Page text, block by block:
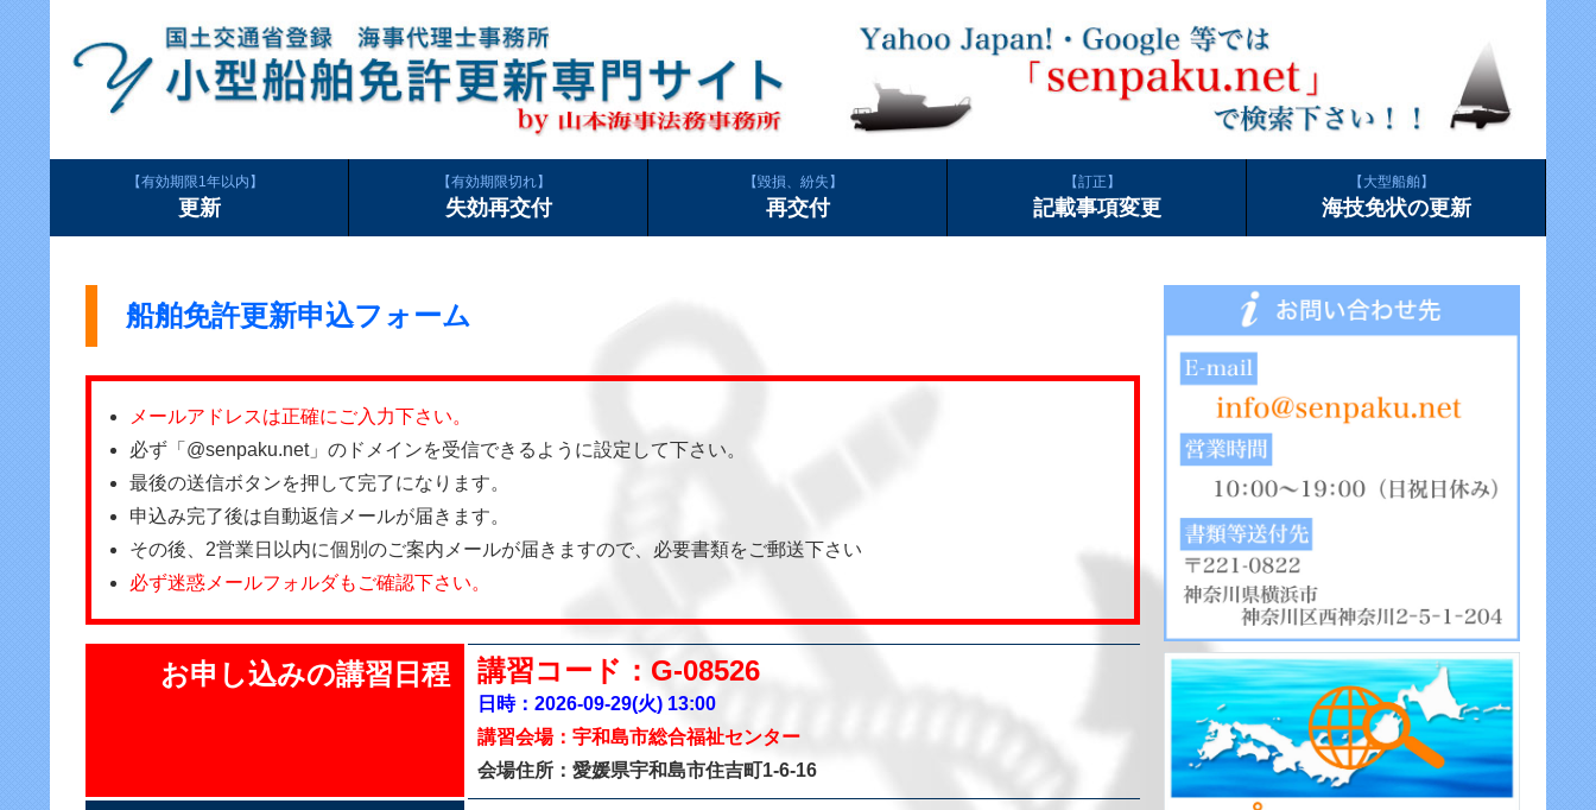
有効期限1年以内
更新
有効期限切れ
失効再交付
毀損、紛失
再交付
訂正
記載事項変更
大型船舶
海技免状の更新
船舶免許更新申込フォーム
メールアドレスは正確にご入力下さい。
必ず「@senpaku.net」のドメインを受信できるように設定して下さい。
最後の送信ボタンを押して完了になります。
申込み完了後は自動返信メールが届きます。
その後、2営業日以内に個別のご案内メールが届きますので、必要書類をご郵送下さい
必ず迷惑メールフォルダもご確認下さい。
お申し込みの講習日程 講習コード：G-08526
日時：2026-09-29(火) 13:00
講習会場：宇和島市総合福祉センター
会場住所：愛媛県宇和島市住吉町1-6-16